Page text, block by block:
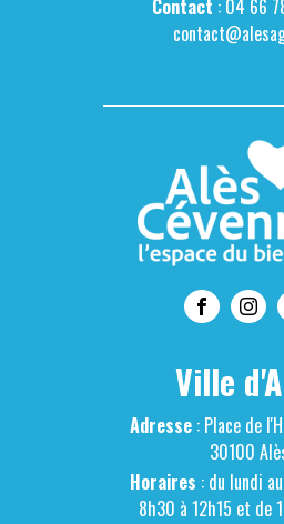
Contact : 04 66
Ville
Adresse: Place de
30100
Horaires : du lundi
8h30 à 12h15 et de